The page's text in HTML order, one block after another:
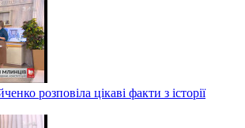
розповіла цікаві факти з історії